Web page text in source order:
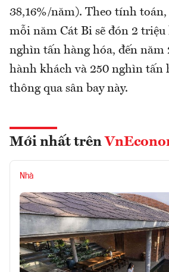
38,16%/năm). Theo tính toán,
mỗi năm Cát Bi sẽ đón 2 triệu
nghìn tấn hàng hóa, đến năm
hành khách và 250 nghìn tấn
thông qua sân bay này.
Mới nhất trên
Nhà